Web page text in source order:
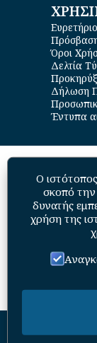
Όροι
Δελτία
Δήλωση
Έντυπα
Ο
σκοπό
δυνατής
χρήση της